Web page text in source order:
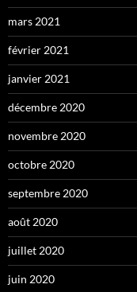
mars 2021
février 2021
janvier 2021
décembre 2020
novembre 2020
octobre 2020
septembre 2020
août 2020
juillet 2020
juin 2020